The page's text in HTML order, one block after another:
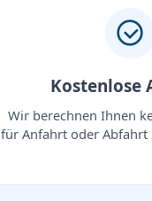
Kostenlose
Wir berechnen Ihnen
für Anfahrt oder